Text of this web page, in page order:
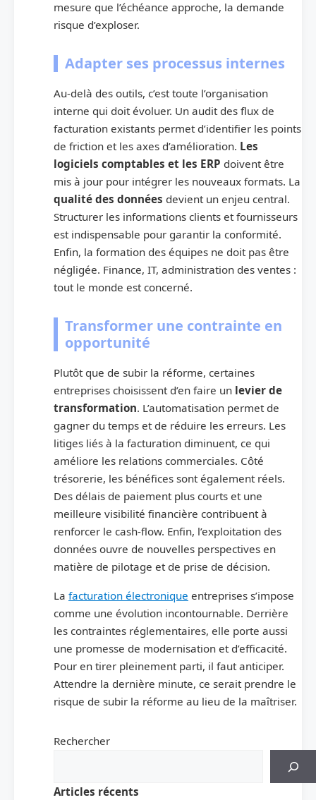
mesure que l’échéance approche, la demande
risque d’exploser.
Adapter ses processus internes
Au-delà des outils, c’est toute l’organisation
interne qui doit évoluer. Un audit des flux de
facturation existants permet d’identifier les points
de friction et les axes d’amélioration. Les
logiciels comptables et les ERP doivent être
mis à jour pour intégrer les nouveaux formats. La
qualité des données devient un enjeu central.
Structurer les informations clients et fournisseurs
est indispensable pour garantir la conformité.
Enfin, la formation des équipes ne doit pas être
négligée. Finance, IT, administration des ventes :
tout le monde est concerné.
Transformer une contrainte en
opportunité
Plutôt que de subir la réforme, certaines
entreprises choisissent d’en faire un levier de
transformation. L’automatisation permet de
gagner du temps et de réduire les erreurs. Les
litiges liés à la facturation diminuent, ce qui
améliore les relations commerciales. Côté
trésorerie, les bénéfices sont également réels.
Des délais de paiement plus courts et une
meilleure visibilité financière contribuent à
renforcer le cash-flow. Enfin, l’exploitation des
données ouvre de nouvelles perspectives en
matière de pilotage et de prise de décision.
La facturation électronique entreprises s’impose
comme une évolution incontournable. Derrière
les contraintes réglementaires, elle porte aussi
une promesse de modernisation et d’efficacité.
Pour en tirer pleinement parti, il faut anticiper.
Attendre la dernière minute, ce serait prendre le
risque de subir la réforme au lieu de la maîtriser.
Rechercher
Articles récents